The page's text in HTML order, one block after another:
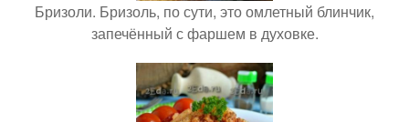
Бризоли. Бризоль, по сути, это омлетный блинчик,
запечённый с фаршем в духовке.